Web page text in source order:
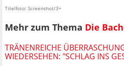
Titelfoto: Screenshot/3+
Mehr zum Thema Die
TRÄNENREICHE
WIEDERSEHEN: "SCHLAG INS